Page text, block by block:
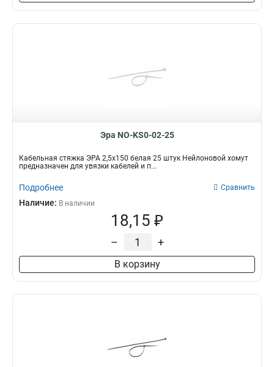
Эра NO-KS0-02-25
Кабельная стяжка ЭРА 2,5х150 белая 25 штук Нейлоновой хомут
предназначен для увязки кабелей и п...
Подробнее Сравнить
Наличие: В наличии
18,15 ₽
– +
В корзину